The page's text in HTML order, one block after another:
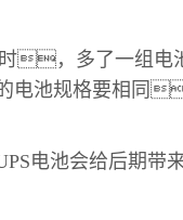
，多了一组电
电池规格要相同
电池会给后期带